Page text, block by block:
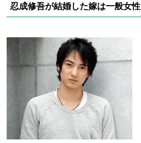
忍成修吾が結婚した嫁は一般女性